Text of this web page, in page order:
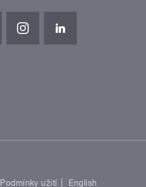
Podmínky užití English